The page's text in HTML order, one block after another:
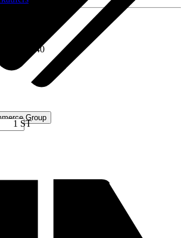
Group
80x180x40
1 ST